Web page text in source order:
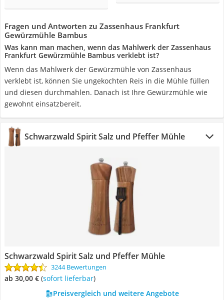
Fragen und Antworten zu Zassenhaus Frankfurt
Gewürzmühle Bambus
Was kann man machen, wenn das Mahlwerk der Zassenhaus
Frankfurt Gewürzmühle Bambus verklebt ist?
Wenn das Mahlwerk der Gewürzmühle von Zassenhaus
verklebt ist, können Sie ungekochten Reis in die Mühle füllen
und diesen durchmahlen. Danach ist Ihre Gewürzmühle wie
gewohnt einsatzbereit.
Schwarzwald Spirit Salz und Pfeffer Mühle
Schwarzwald Spirit Salz und Pfeffer Mühle
3244 Bewertungen
ab 30,00 € ( Sofort lieferbar)
Preisvergleich und weitere Angebote